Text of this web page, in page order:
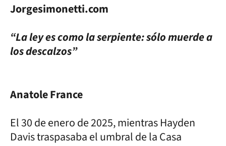
Jorgesimonetti.com
“La ley es como la serpiente: sólo muerde a
los descalzos”
Anatole France
El 30 de enero de 2025, mientras Hayden
Davis traspasaba el umbral de la Casa